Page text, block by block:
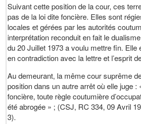
Suivant cette position de la cour, ces
pas de la loi dite foncière. Elles sont
locales et gérées par les autorités
interprétation reconduit en fait le
du 20 Juillet 1973 a voulu mettre fin.
en contradiction avec la lettre et l’esprit
Au demeurant, la même cour suprême
position dans un autre arrêt où elle juge :
foncière, toute règle coutumière
été abrogée » ; (CSJ, RC 334, 09 Avril
3).